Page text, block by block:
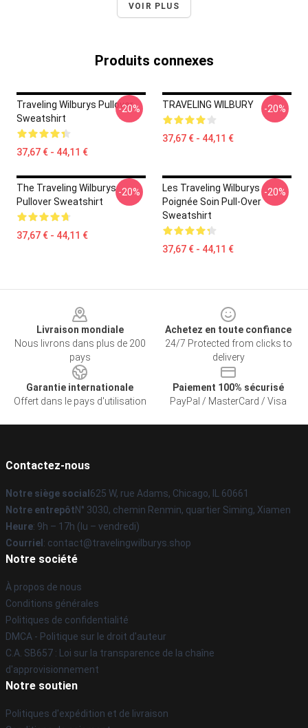
VOIR PLUS
Produits connexes
Traveling Wilburys Pullover
Sweatshirt
37,67 € - 44,11 €
-20% TRAVELING WILBURY
37,67 € - 44,11 €
-20%
The Traveling Wilburys
Pullover Sweatshirt
37,67 € - 44,11 €
-20%
Les Traveling Wilburys
Poignée Soin Pull-Over
Sweatshirt
37,67 € - 44,11 €
-20%
Livraison mondiale
Nous livrons dans plus de 200
pays
Achetez en toute confiance
24/7 Protected from clicks to
delivery
Garantie internationale
Offert dans le pays d'utilisation
Paiement 100% sécurisé
PayPal / MasterCard / Visa
Contactez-nous
Notre siège social 625 W, rue Adams, Chicago, IL 60661
Notre entrepôtN° 3030, chemin Renmin, quartier Siming, Xiamen
Heure: 9h – 17h (lu – vendredi)
Courriel : contact@travelingwilburys.shop
Notre société
À propos de nous
Conditions générales
Politiques de confidentialité
DMCA - Politique sur le droit d'auteur
C.A. SB657 : Loi sur la transparence de la chaîne
d'approvisionnement
Notre soutien
Politiques d'expédition et de livraison